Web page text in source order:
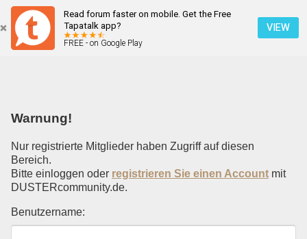
Read forum faster on mobile. Get the Free
Tapatalk app?
FREE - on Google Play
VIEW
Einloggen
Warnung!
Nur registrierte Mitglieder haben Zugriff auf diesen
Bereich.
Bitte einloggen oder registrieren Sie einen Account mit
DUSTERcommunity.de.
Benutzername: